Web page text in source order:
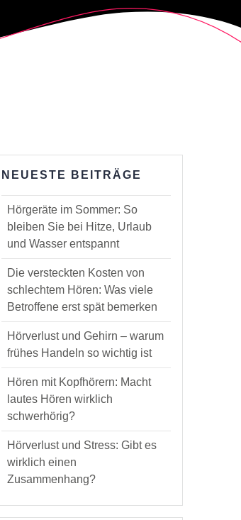
NEUESTE BEITRÄGE
Hörgeräte im Sommer: So
bleiben Sie bei Hitze, Urlaub
und Wasser entspannt
Die versteckten Kosten von
schlechtem Hören: Was viele
Betroffene erst spät bemerken
Hörverlust und Gehirn – warum
frühes Handeln so wichtig ist
Hören mit Kopfhörern: Macht
lautes Hören wirklich
schwerhörig?
Hörverlust und Stress: Gibt es
wirklich einen
Zusammenhang?